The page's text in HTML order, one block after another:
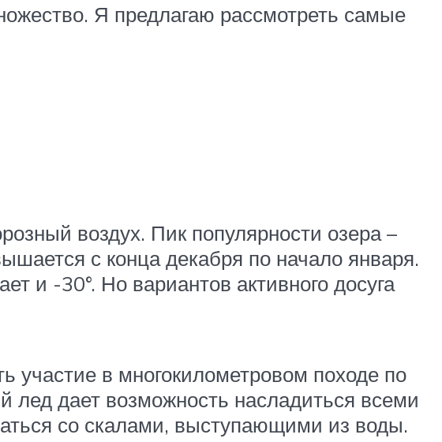
Я предлагаю рассмотреть самые
воздух. Пик популярности озера –
с конца декабря по начало января.
и -30°. Но вариантов активного досуга
участие в многокилометровом походе по
лед дает возможность насладиться всеми
со скалами, выступающими из воды.